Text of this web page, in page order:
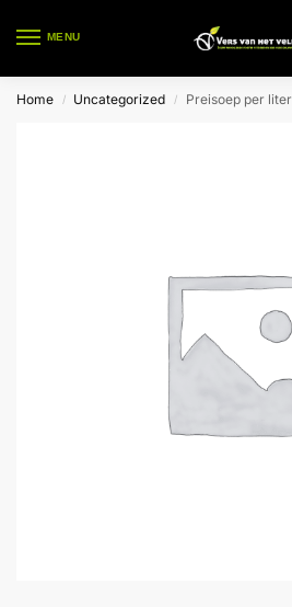
MENU
Home / Uncategorized / Preisoep per liter